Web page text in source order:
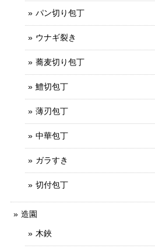
パン切り包丁
ウナギ裂き
蕎麦切り包丁
鱧切包丁
薄刃包丁
中華包丁
ガラすき
切付包丁
造園
木鋏